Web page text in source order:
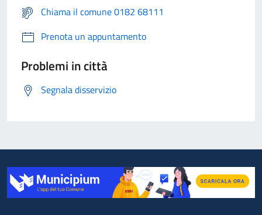
Chiama il comune 0182 68111
Prenota un appuntamento
Problemi in città
Segnala disservizio